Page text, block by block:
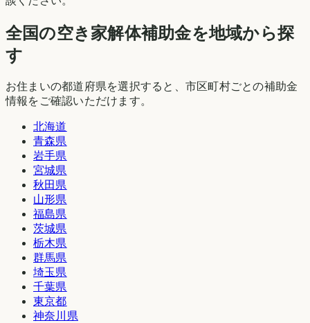
全国の空き家解体補助金を地域から探
す
お住まいの都道府県を選択すると、市区町村ごとの補助金
情報をご確認いただけます。
北海道
青森県
岩手県
宮城県
秋田県
山形県
福島県
茨城県
栃木県
群馬県
埼玉県
千葉県
東京都
神奈川県